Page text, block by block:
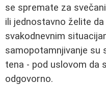
se spremate za
ili jednostavno želite
svakodnevnim
samopotamnjivanje su
tena - pod uslovom da
odgovorno.